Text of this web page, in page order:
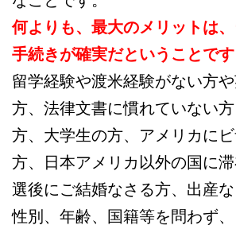
何よりも、最大のメリットは
手続きが確実だということです
留学経験や渡米経験がない方
方、法律文書に慣れていない
方、大学生の方、アメリカに
方、日本アメリカ以外の国に
選後にご結婚なさる方、出産な
性別、年齢、国籍等を問わず